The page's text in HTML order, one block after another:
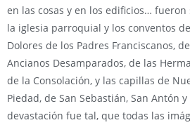
en las cosas y en los edificios…
la iglesia parroquial y los conventos
Dolores de los Padres Franciscanos,
Ancianos Desamparados, de las
de la Consolación, y las capillas de
Piedad, de San Sebastián, San Antón y
devastación fue tal, que todas las